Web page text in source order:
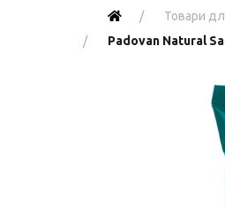
Акції алкоголь
Виски
Товари
Padovan Natural